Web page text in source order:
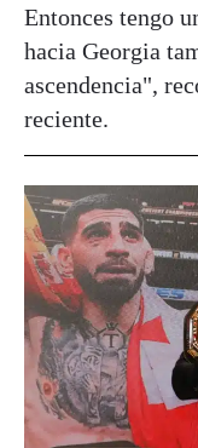
Entonces tengo
hacia Georgia
ascendencia",
reciente.